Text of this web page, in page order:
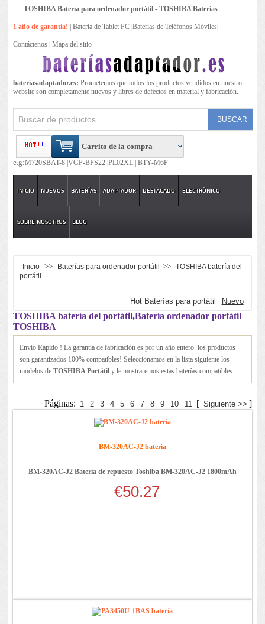
TOSHIBA Batería para ordenador portátil - TOSHIBA Baterías
1 año de garantía! |Batería de Tablet PC |Baterías de Teléfonos Móviles
Contáctenos |Mapa del sitio
bateríasadaptador.es: Prometemos que todos los productos vendidos en nuestro
website son completamente nuevos y libres de defectos en material y fabricación.
Carrito de la compra
e.g:M720SBAT-8 |VGP-BPS22 |PL02XL | BTY-M6F
INICIO NUEVOS BATERÍAS ADAPTADOR DESTACADO ELECTRÓNICO
SOBRE NOSOTROS BLOG
Inicio >> Baterías para ordenador portátil >>
TOSHIBA batería del
portátil
Hot Baterías para portátil Nuevo
TOSHIBA batería del portátil,Batería ordenador portátil
TOSHIBA
Envío Rápido ! La garantía de fabricación es por un año entero. los productos
son garantizados 100% compatibles! Seleccionamos en la lista siguiente los
modelos deTOSHIBA Portátil y le mostraremos estas baterías compatibles
Páginas: 1 2 3 4 5 6 7 8 9 10 11 [ Siguiente >> ]
BM-320AC-J2 batería
BM-320AC-J2 Batería de repuesto Toshiba BM-320AC-J2 1800mAh
€50.27